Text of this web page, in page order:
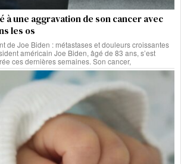
à une aggravation de son cancer avec
les os
de Joe Biden : métastases et douleurs croissantes
américain Joe Biden, âgé de 83 ans, s’est
ces dernières semaines. Son cancer,